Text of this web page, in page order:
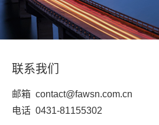
联系我们
邮箱 contact@fawsn.com.cn
电话 0431-81155302